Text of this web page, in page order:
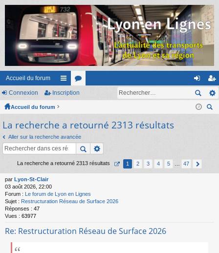
Accueil du forum
ac
ur
ci
s
or
m
s
on
ne
ns
cri
Connexion Inscription
Accueil du forum
La recherche a retourné 2313 résultats
Aller sur la recherche avancée
La recherche a retourné 2313 résultats 1 2 3 4 5 47
par Lyon-St-Clair
03 août 2026, 22:00
Forum :
Le forum de Lyon en Lignes
Sujet : Restructuration Réseau de Surface 2026
Réponses : 47
Vues : 63977
Re: Restructuration Réseau de Surface 2026